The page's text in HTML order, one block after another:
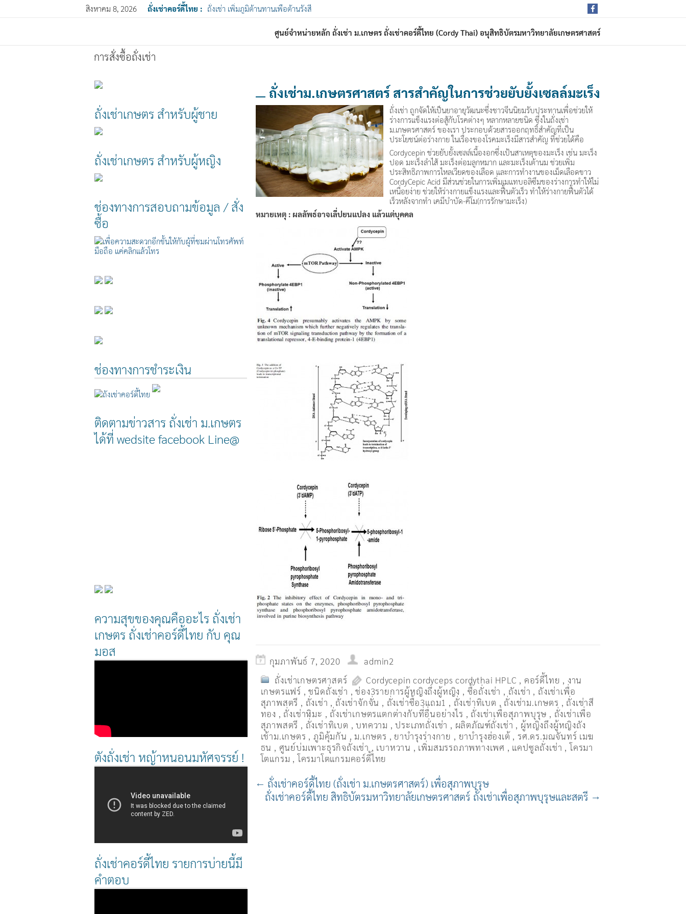
สิงหาคม 8, 2026 ถั่งเช่าคอร์ดี้ไทย : ถั่งเช่า เพิ่มภูมิต้านทานเพื่อต้านรังสี
ศูนย์จำหน่ายหลัก ถั่งเช่า ม.เกษตร ถั่งเช่าคอร์ดี้ไทย (Cordy Thai) อนุสิทธิบัตรมหาวิทยาลัยเกษตรศาสตร์
การสั่งซื้อถั่งเช่า
ถั่งเช่าเกษตร สำหรับผู้ชาย
ถั่งเช่าเกษตร สำหรับผู้หญิง
ช่องทางการสอบถามข้อมูล / สั่ง
ซื้อ
ช่องทางการชำระเงิน
ติดตามข่าวสาร ถั่งเช่า ม.เกษตร
ได้ที่ wedsite facebook Line@
ความสุขของคุณคืออะไร ถั่งเช่า
เกษตร ถั่งเช่าคอร์ดี้ไทย กับ คุณ
มอส
ตังถั่งเช่า หญ้าหนอนมหัศจรรย์ !
ถั่งเช่าคอร์ดี้ไทย รายการบ่ายนี้มี
คำตอบ
ถั่งเช่าม.เกษตรศาสตร์ สารสำคัญในการช่วยยับยั้งเซลล์มะเร็ง
ถั่งเช่า ถูกจัดให้เป็นยาอายุวัฒนะซึ่งชาวจีนนิยมรับประทานเพื่อช่วยให้
ร่างการแข็งแรงต่อสู้กับโรคต่างๆ หลากหลายชนิด ซึ่งในถั่งเช่า
ม.เกษตรศาสตร์ ของเรา ประกอบด้วยสารออกฤทธิ์สำคัญที่เป็น
ประโยชน์ต่อร่างกาย ในเรื่องของโรคมะเร็งมีสารสำคัญ ที่ช่วยได้คือ
Cordycepin ช่วยยับยั้งเซลล์เนื้องอกซึ่งเป้นสาเหตุของมะเร็ง เช่น มะเร็ง
ปอด มะเร็งลำไส้ มะเร็งต่อมลูกหมาก และมะเร็งเต้านม ช่วยเพิ่ม
ประสิทธิภาพการไหลเวียดของเลือด และการทำงานของเม็ดเลือดขาว
CordyCepic Acid มีส่วนช่วยในการเพิ่มเมแทบอลิซึมของร่างการทำให้ไม่
เหนื่อยง่าย ช่วยให้ร่างกายแข็งแรงและฟื้นตัวเร็ว ทำให้ร่างกายฟื้นตัวได้
เร็วหลังจากทำ เคมีบำบัด-คีโม(การรักษามะเร็ง)
หมายเหตุ : ผลลัพธ์อาจเลี่ปยนแปลง แล้วแต่บุคคล
กุมภาพันธ์ 7, 2020
admin2
ถั่งเช่าเกษตรศาสตร์
Cordycepin cordyceps cordythai HPLC , คอร์ดี้ไทย , งาน
เกษตรแฟร์ ,ชนิดถั่งเช่า ,ช่อง3รายการผู้หญิงถึงผู้หญิง , ซื้อถั่งเช่า , ถังเช่า , ถังเช่าเพื่อ
สุภาพสตรี , ถั่งเช่า , ถั่งเช่าจักจั่น , ถั่งเช่าซื้อ3แถม1 , ถั่งเช่าทิเบต , ถั่งเช่าม.เกษตร , ถั่งเช่าสี
ทอง , ถั่งเช่าหิมะ , ถั่งเช่าเกษตรแตกต่างกับที่อื่นอย่างไร , ถั่งเช่าเพื่อสุภาพบุรุษ , ถั่งเช่าเพื่อ
สุภาพสตรี , ถั่่งเช่าทิเบต ,บทความ ,ประเภทถั่งเช่า , ผลิตภัณฑ์ถั่งเช่า , ผู้หญิงถึงผู้หญิงถัง
เช้าม.เกษตร ,ภูมิคุ้มกัน ,ม.เกษตร , ยาบำรุงร่างกาย , ยาบำรุงฮ่องเต้ , รศ.ดร.มณจันทร์ เมฆ
ธน , ศูนย์บ่มเพาะธุรกิจถั่งเช่า , เบาหวาน , เพิ่มสมรรถภาพทางเพศ , แคปซูลถั่งเช่า ,โครมา
โตแกรม ,โครมาโตแกรมคอร์ดี้ไทย
← ถั่งเช่าคอร์ดี้ไทย (ถั่งเช่า ม.เกษตรศาสตร์) เพื่อสุภาพบุรุษ
ถั่งเช่าคอร์ดี้ไทย สิทธิบัตรมหาวิทยาลัยเกษตรศาสตร์ ถั่งเช่าเพื่อสุภาพบุรุษและสตรี →